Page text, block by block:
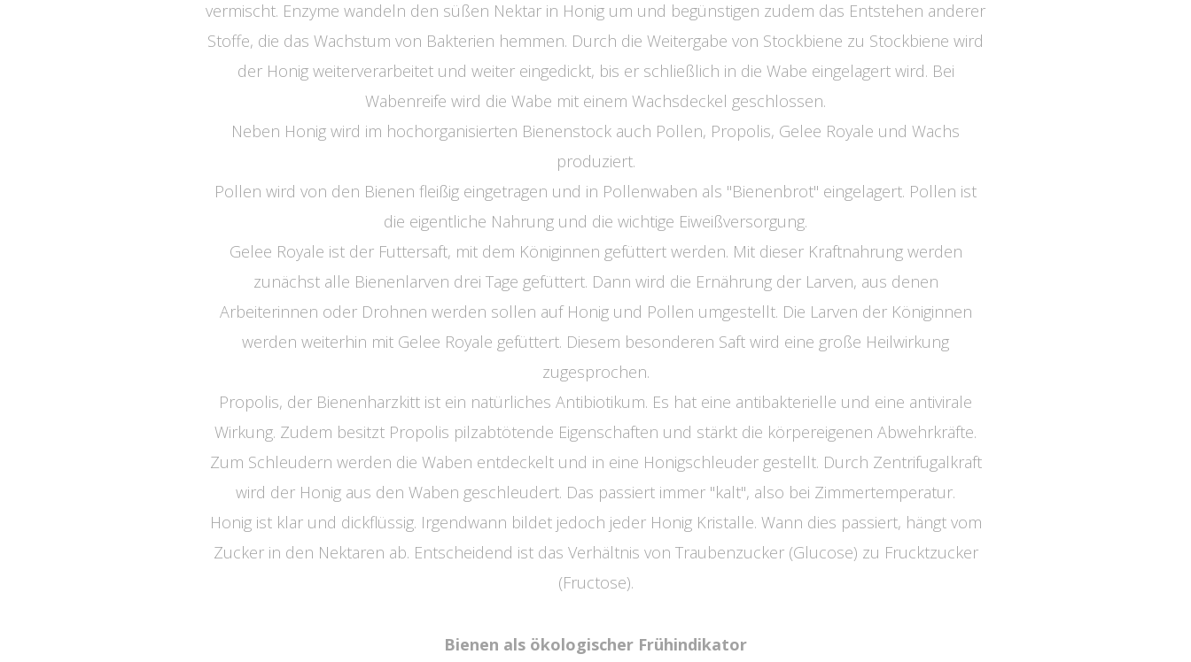
vermischt. Enzyme wandeln den süßen Nektar in Honig um und begünstigen zudem das Entstehen anderer
Stoffe, die das Wachstum von Bakterien hemmen. Durch die Weitergabe von Stockbiene zu Stockbiene wird
der Honig weiterverarbeitet und weiter eingedickt, bis er schließlich in die Wabe eingelagert wird. Bei
Wabenreife wird die Wabe mit einem Wachsdeckel geschlossen.
Neben Honig wird im hochorganisierten Bienenstock auch Pollen, Propolis, Gelee Royale und Wachs
produziert.
Pollen wird von den Bienen fleißig eingetragen und in Pollenwaben als "Bienenbrot" eingelagert. Pollen ist
die eigentliche Nahrung und die wichtige Eiweißversorgung.
Gelee Royale ist der Futtersaft, mit dem Königinnen gefüttert werden. Mit dieser Kraftnahrung werden
zunächst alle Bienenlarven drei Tage gefüttert. Dann wird die Ernährung der Larven, aus denen
Arbeiterinnen oder Drohnen werden sollen auf Honig und Pollen umgestellt. Die Larven der Königinnen
werden weiterhin mit Gelee Royale gefüttert. Diesem besonderen Saft wird eine große Heilwirkung
zugesprochen.
Propolis, der Bienenharzkitt ist ein natürliches Antibiotikum. Es hat eine antibakterielle und eine antivirale
Wirkung. Zudem besitzt Propolis pilzabtötende Eigenschaften und stärkt die körpereigenen Abwehrkräfte.
Zum Schleudern werden die Waben entdeckelt und in eine Honigschleuder gestellt. Durch Zentrifugalkraft
wird der Honig aus den Waben geschleudert. Das passiert immer "kalt", also bei Zimmertemperatur.
Honig ist klar und dickflüssig. Irgendwann bildet jedoch jeder Honig Kristalle. Wann dies passiert, hängt vom
Zucker in den Nektaren ab. Entscheidend ist das Verhältnis von Traubenzucker (Glucose) zu Frucktzucker
(Fructose).
Bienen als ökologischer Frühindikator